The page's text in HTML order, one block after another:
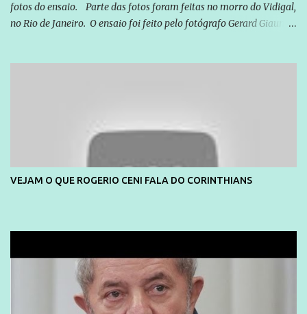
fotos do ensaio. Parte das fotos foram feitas no morro do Vidigal,
no Rio de Janeiro. O ensaio foi feito pelo fotógrafo Gerard Giaume
VEJAM O QUE ROGERIO CENI FALA DO CORINTHIANS